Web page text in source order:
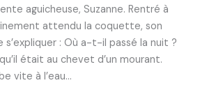
aguicheuse, Suzanne. Rentré à
attendu la coquette, son
s’expliquer : Où a-t-il passé la nuit ?
était au chevet d’un mourant.
vite à l’eau…